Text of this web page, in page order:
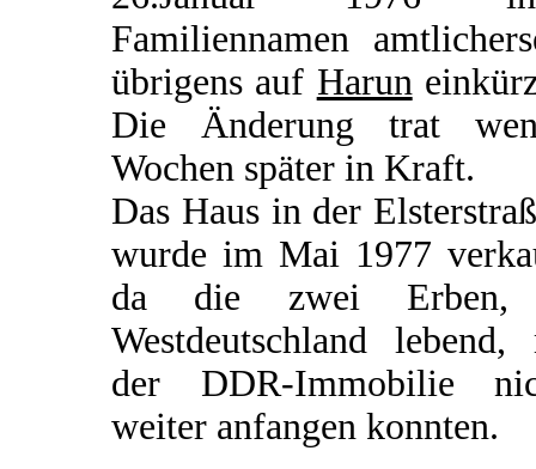
Familiennamen
übrigens auf Harun
Die Änderung trat
Wochen später in Kraft.
Das Haus in der
wurde im Mai 1977
da die zwei
Westdeutschland lebend,
der DDR-Immobilie
weiter anfangen konnten.